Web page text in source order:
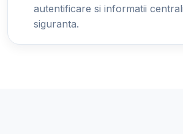
autentificare si informatii
siguranta.